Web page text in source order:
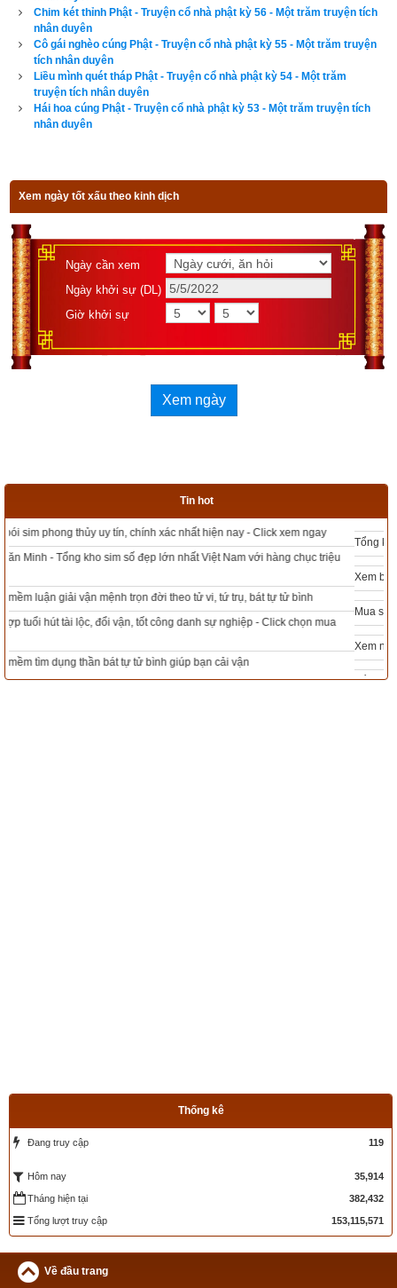
Chim két thỉnh Phật - Truyện cổ nhà phật kỳ 56 - Một trăm truyện tích
nhân duyên
Cô gái nghèo cúng Phật - Truyện cổ nhà phật kỳ 55 - Một trăm truyện
tích nhân duyên
Liều mình quét tháp Phật - Truyện cổ nhà phật kỳ 54 - Một trăm
truyện tích nhân duyên
Hái hoa cúng Phật - Truyện cổ nhà phật kỳ 53 - Một trăm truyện tích
nhân duyên
Xem ngày tốt xấu theo kinh dịch
Ngày cần xem
Ngày khởi sự (DL)
Giờ khởi sự
Xem ngày
Tin hot
Tổng kho sim phong thủy - Sim hợp tuổi - Sim hợp mệnh giá rẻ nhất thị trường
Mua sim Thần tài, Thần tài theo bạn! Giao sim miễn phí
Tổng Kho Sim Năm sinh 0x - 9x - 8x -7x -6x giá rẻ nhất thị trường - Click xem
Đang truy cập 119
Tổng lượt truy cập 153,115,571